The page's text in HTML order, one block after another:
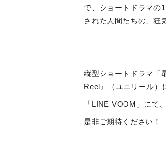
で、ショートドラマの
された人間たちの、狂
縦型ショートドラマ「
Reel 』（ユニリール）
「LINE VOOM 」にて
是非ご期待ください！